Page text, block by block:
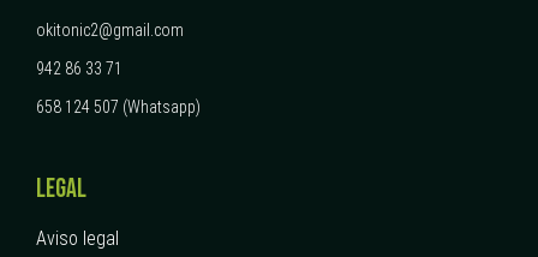
okitonic2@gmail.com
942 86 33 71
658 124 507 (Whatsapp)
LEGAL
Aviso legal